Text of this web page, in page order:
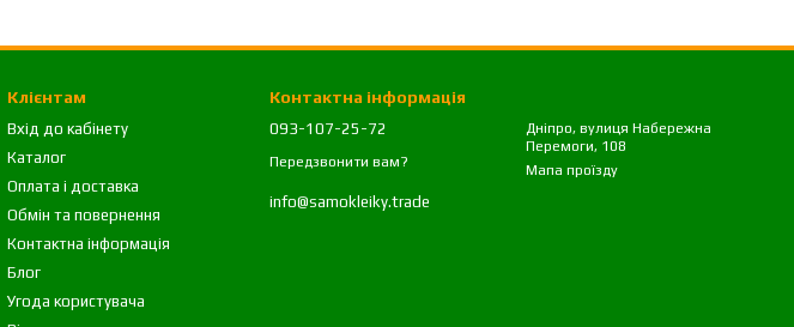
Клієнтам
Вхід до кабінету
Каталог
Оплата і доставка
Обмін та повернення
Контактна інформація
Блог
Угода користувача
Контактна інформація
093-107-25-72
Передзвонити вам?
info@samokleiky.trade
Дніпро, вулиця Набережна
Перемоги, 108
Мапа проїзду